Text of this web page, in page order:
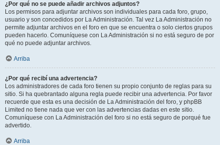
¿Por qué no se puede añadir archivos adjuntos?
Los permisos para adjuntar archivos son individuales para cada foro, grupo,
usuario y son concedidos por La Administración. Tal vez La Administración no
permite adjuntar archivos en el foro en que se encuentra o solo ciertos grupos
pueden hacerlo. Comuníquese con La Administración si no está seguro de por
qué no puede adjuntar archivos.
Arriba
¿Por qué recibí una advertencia?
Los administradores de cada foro tienen su propio conjunto de reglas para su
sitio. Si ha quebrantado alguna regla puede recibir una advertencia. Por favor
recuerde que esta es una decisión de La Administración del foro, y phpBB
Limited no tiene nada que ver con las advertencias dadas en este sitio.
Comuníquese con La Administración del foro si no está seguro de porqué fue
advertido.
Arriba